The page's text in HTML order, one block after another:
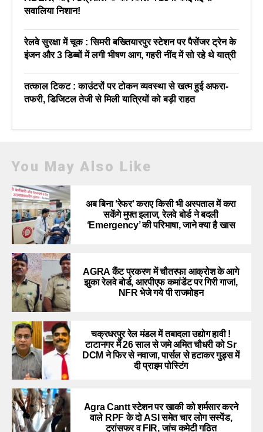
सवालिया निशान!
रेलवे सुरक्षा में चूक : सिमरी बख्तियारपुर स्टेशन पर पैसेंजर ट्रेन के
इंजन और 3 डिब्बों में लगी भीषण आग, गहरी नींद में सो रहे थे यात्री
तत्काल टिकट : काउंटरों पर टोकन व्यवस्था से खत्म हुई अफरा-
तफरी, डिजिटल तेजी से मिली यात्रियों को बड़ी राहत
You May Also Like
अब बिना ‘रेफर’ कराए किसी भी अस्पताल में करा
सकेंगे मुफ्त इलाज, रेलवे बोर्ड ने बदली
‘Emergency’ की परिभाषा, जाने क्या है खास
AGRA कैंट प्रकरण में चौतरफा आक्रोश के आगे
झुका रेलवे बोर्ड, आरपीएफ कमांडेंट पर गिरी गाज!,
NFR भेजे गये पी राजमोहन
चक्रधरपुर रेल मंडल में तबादला उद्योग हावी !
टाटानगर में 26 साल से जमे अमित चौधरी को Sr
DCM ने फिर से नवाजा, पार्सल से हटाकर गुड्स में
दी प्राइम पोस्टिंग
Agra Cantt स्टेशन पर खाकी को शर्मसार करने
वाले RPF के दो ASI समेत चार लोग सस्पेंड,
ट्रांसफर व FIR, जांच कमेटी गठित